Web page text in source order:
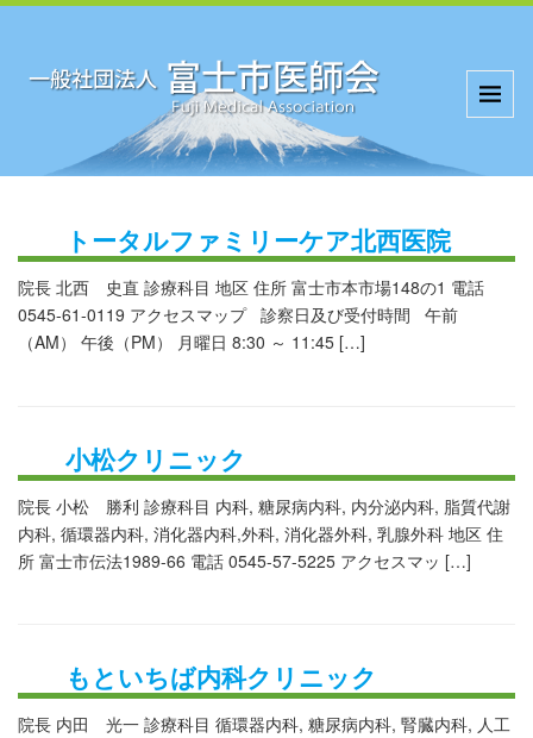
トータルファミリーケア北西医院
院長 北西 史直 診療科目 地区 住所 富士市本市場148の1 電話
0545-61-0119 アクセスマップ 診察日及び受付時間 午前
（AM） 午後（PM） 月曜日 8:30 ～ 11:45 […]
小松クリニック
院長 小松 勝利 診療科目 内科, 糖尿病内科, 内分泌内科, 脂質代謝
内科, 循環器内科, 消化器内科,外科, 消化器外科, 乳腺外科 地区 住
所 富士市伝法1989-66 電話 0545-57-5225 アクセスマッ […]
もといちば内科クリニック
院長 内田 光一 診療科目 循環器内科, 糖尿病内科, 腎臓内科, 人工